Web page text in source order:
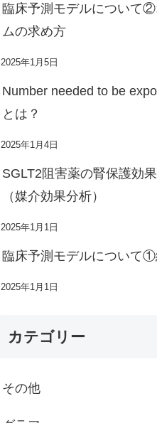
臨床予測モデルについて
ムの求め方
2025年1月5日
Number needed to be
とは？
2025年1月4日
SGLT2阻害薬の腎保護効
（媒介効果分析）
2025年1月1日
臨床予測モデルについて①
2025年1月1日
カテゴリー
その他